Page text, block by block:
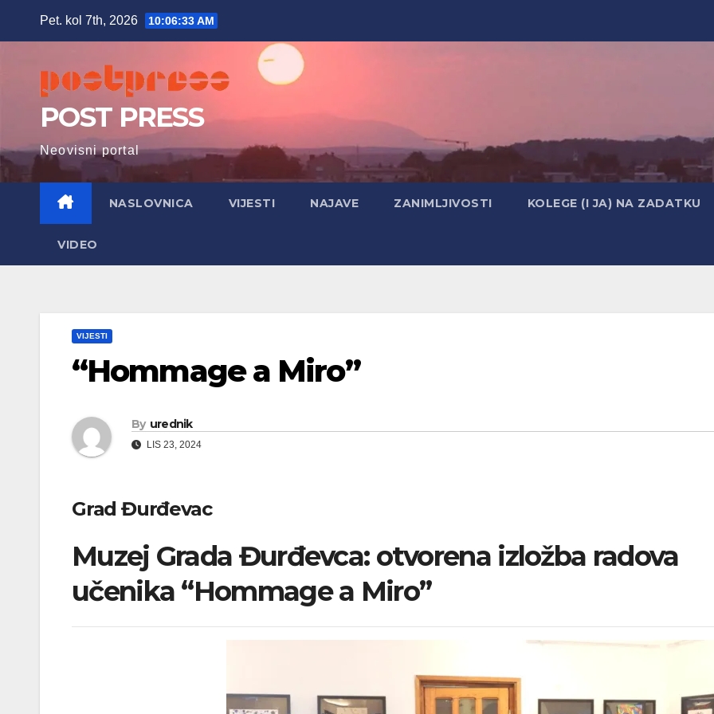
Pet. kol 7th, 2026 10:06:34 AM
POST PRESS
Neovisni portal
NASLOVNICA VIJESTI NAJAVE ZANIMLJIVOSTI KOLEGE (I JA) NA ZADATKU
VIDEO
VIJESTI
“Hommage a Miro”
By urednik
LIS 23, 2024
Grad Đurđevac
Muzej Grada Đurđevca: otvorena izložba radova
učenika “Hommage a Miro”